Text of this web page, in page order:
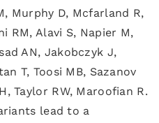
Murphy D, Mcfarland R,
RM, Alavi S, Napier M,
AN, Jakobczyk J,
T, Toosi MB, Sazanov
Taylor RW, Maroofian R.
lead to a